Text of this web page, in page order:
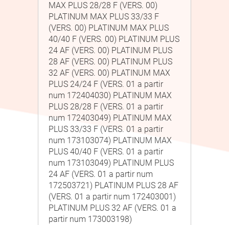
MAX PLUS 28/28 F (VERS. 00)
PLATINUM MAX PLUS 33/33 F
(VERS. 00) PLATINUM MAX PLUS
40/40 F (VERS. 00) PLATINUM PLUS
24 AF (VERS. 00) PLATINUM PLUS
28 AF (VERS. 00) PLATINUM PLUS
32 AF (VERS. 00) PLATINUM MAX
PLUS 24/24 F (VERS. 01 a partir
num 172404030) PLATINUM MAX
PLUS 28/28 F (VERS. 01 a partir
num 172403049) PLATINUM MAX
PLUS 33/33 F (VERS. 01 a partir
num 173103074) PLATINUM MAX
PLUS 40/40 F (VERS. 01 a partir
num 173103049) PLATINUM PLUS
24 AF (VERS. 01 a partir num
172503721) PLATINUM PLUS 28 AF
(VERS. 01 a partir num 172403001)
PLATINUM PLUS 32 AF (VERS. 01 a
partir num 173003198)